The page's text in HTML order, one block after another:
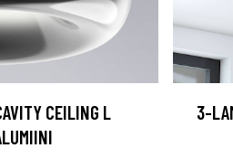
CEILING L
3-